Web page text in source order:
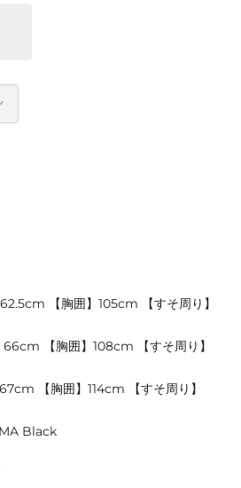
【胸囲】105cm 【すそ周り】
【胸囲】108cm 【すそ周り】
【胸囲】114cm 【すそ周り】
Black